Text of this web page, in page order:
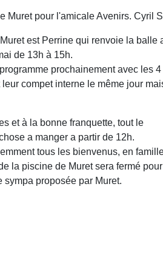
Muret pour l'amicale Avenirs. Cyril
est Perrine qui renvoie la
de 13h à 15h.
prochainement avec les
leur compet interne le même jour
et à la bonne franquette, tout le
a manger a partir de 12h.
tous les bienvenus, en
la piscine de Muret sera fermé
proposée par Muret.